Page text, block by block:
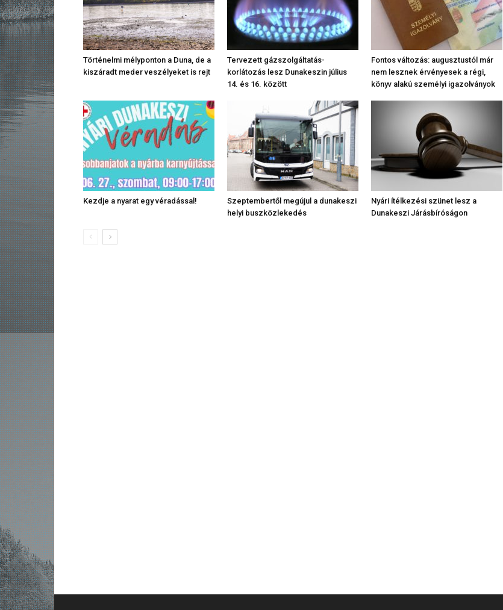
Történelmi mélyponton a Duna, de a
kiszáradt meder veszélyeket is rejt
Tervezett gázszolgáltatás-
korlátozás lesz Dunakeszin július
14. és 16. között
Fontos változás: augusztustól már
nem lesznek érvényesek a régi,
könyv alakú személyi igazolványok
Kezdje a nyarat egy véradással!
Szeptembertől megújul a dunakeszi
helyi buszközlekedés
Nyári ítélkezési szünet lesz a
Dunakeszi Járásbíróságon